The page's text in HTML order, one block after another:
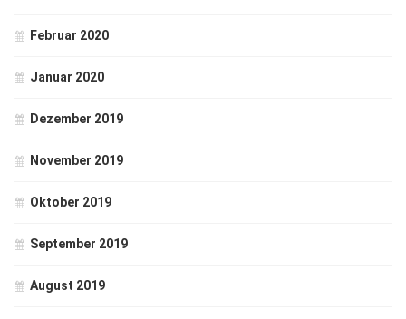
Februar 2020
Januar 2020
Dezember 2019
November 2019
Oktober 2019
September 2019
August 2019